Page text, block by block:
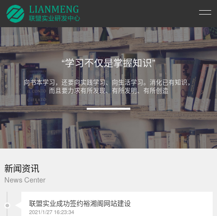
“学习不仅是掌握知识”
向书本学习，还要向实践学习、向生活学习。消化已有知识，
而且要力求有所发现、有所发明、有所创造
新闻资讯
News Center
联盟实业成功签约裕湘阁网站建设
2021/1/27 16:23:34